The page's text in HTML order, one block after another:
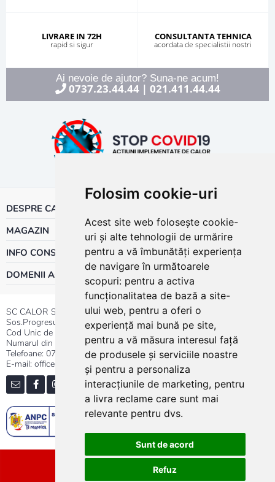
Folosim cookie-uri
Acest site web folosește cookie-
uri și alte tehnologii de urmărire
pentru a vă îmbunătăți experiența
de navigare în următoarele
scopuri: pentru a activa
funcționalitatea de bază a site-
ului web, pentru a oferi o
experiență mai bună pe site,
pentru a vă măsura interesul față
de produsele și serviciile noastre
și pentru a personaliza
interacțiunile de marketing, pentru
a livra reclame care sunt mai
relevante pentru dvs.
Sunt de acord
Refuz
LIVRARE IN 72H
rapid si sigur
CONSULTANTA TEHNICA
acordata de specialistii nostri
Ai nevoie de ajutor? Suna-ne acum!
0737.23.44.44| 021.411.44.44
DESPRE CALOR
MAGAZIN
INFO CONSUMATOR
DOMENII ACTIVITATE
SC CALOR SRL
Sos.Progresului nr.30-40, Sector 5, Bucuresti
Cod Unic de Inregistrare: RO 3004724
Numarul din Registrul Comertului:J40/13176/1991
Telefoane: 0737.23.44.44|021.411.44.44
E-mail: office@calor.ro